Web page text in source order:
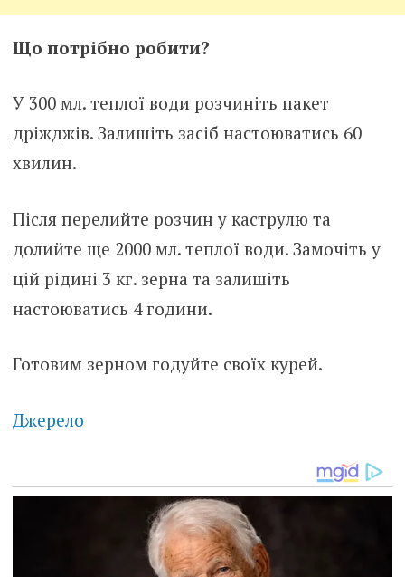
Що потрібно робити?
У 300 мл. теплої води розчиніть пакет
дріжджів. Залишіть засіб настоюватись 60
хвилин.
Після перелийте розчин у каструлю та
долийте ще 2000 мл. теплої води. Замочіть у
цій рідині 3 кг. зерна та залишіть
настоюватись 4 години.
Готовим зерном годуйте своїх курей.
Джерело